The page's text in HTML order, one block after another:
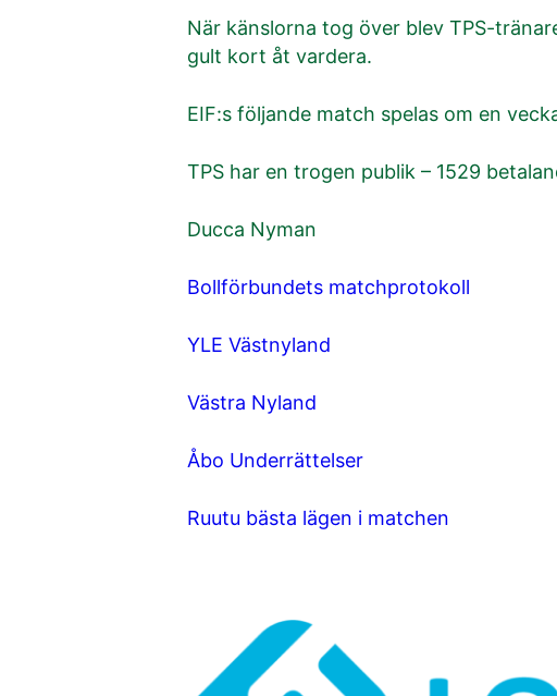
När känslorna tog över blev TPS-
gult kort åt vardera.
EIF:s följande match spelas om en
TPS har en trogen publik – 1529
Ducca Nyman
Bollförbundets matchprotokoll
YLE Västnyland
Västra Nyland
Åbo Underrättelser
Ruutu bästa lägen i matchen